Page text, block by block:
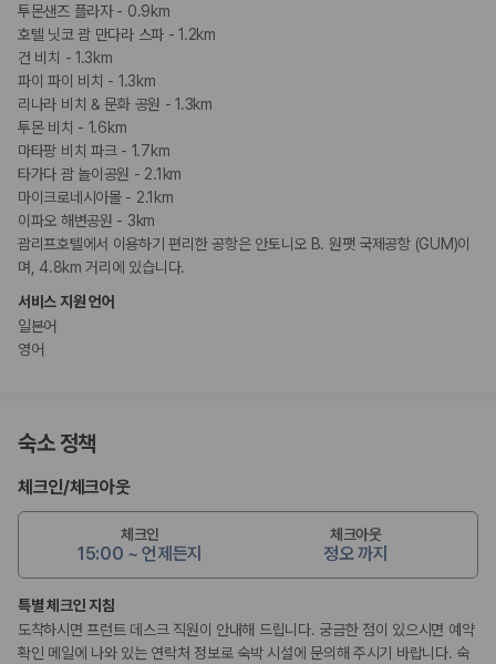
투몬샌즈 플라자 - 0.9km
호텔 닛코 괌 만다라 스파 - 1.2km
건 비치 - 1.3km
파이 파이 비치 - 1.3km
리나라 비치 & 문화 공원 - 1.3km
투몬 비치 - 1.6km
마타팡 비치 파크 - 1.7km
타가다 괌 놀이공원 - 2.1km
마이크로네시아몰 - 2.1km
이파오 해변공원 - 3km
괌리프호텔에서 이용하기 편리한 공항은 안토니오 B. 원팻 국제공항 (GUM)이
며, 4.8km 거리에 있습니다.
서비스 지원 언어
일본어
영어
숙소 정책
체크인/체크아웃
체크인
15:00 ~ 언제든지
체크아웃
정오 까지
특별 체크인 지침
도착하시면 프런트 데스크 직원이 안내해 드립니다. 궁금한 점이 있으시면 예약
확인 메일에 나와 있는 연락처 정보로 숙박 시설에 문의해 주시기 바랍니다. 숙